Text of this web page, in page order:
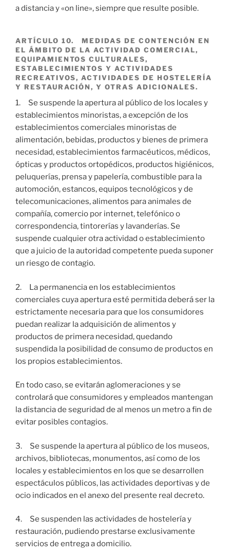
a distancia y «on line», siempre que resulte posible.
ARTÍCULO 10. MEDIDAS DE CONTENCIÓN EN
EL ÁMBITO DE LA ACTIVIDAD COMERCIAL,
EQUIPAMIENTOS CULTURALES,
ESTABLECIMIENTOS Y ACTIVIDADES
RECREATIVOS, ACTIVIDADES DE HOSTELERÍA
Y RESTAURACIÓN, Y OTRAS ADICIONALES.
1. Se suspende la apertura al público de los locales y
establecimientos minoristas, a excepción de los
establecimientos comerciales minoristas de
alimentación, bebidas, productos y bienes de primera
necesidad, establecimientos farmacéuticos, médicos,
ópticas y productos ortopédicos, productos higiénicos,
peluquerías, prensa y papelería, combustible para la
automoción, estancos, equipos tecnológicos y de
telecomunicaciones, alimentos para animales de
compañía, comercio por internet, telefónico o
correspondencia, tintorerías y lavanderías. Se
suspende cualquier otra actividad o establecimiento
que a juicio de la autoridad competente pueda suponer
un riesgo de contagio.
2. La permanencia en los establecimientos
comerciales cuya apertura esté permitida deberá ser la
estrictamente necesaria para que los consumidores
puedan realizar la adquisición de alimentos y
productos de primera necesidad, quedando
suspendida la posibilidad de consumo de productos en
los propios establecimientos.
En todo caso, se evitarán aglomeraciones y se
controlará que consumidores y empleados mantengan
la distancia de seguridad de al menos un metro a fin de
evitar posibles contagios.
3. Se suspende la apertura al público de los museos,
archivos, bibliotecas, monumentos, así como de los
locales y establecimientos en los que se desarrollen
espectáculos públicos, las actividades deportivas y de
ocio indicados en el anexo del presente real decreto.
4. Se suspenden las actividades de hostelería y
restauración, pudiendo prestarse exclusivamente
servicios de entrega a domicilio.